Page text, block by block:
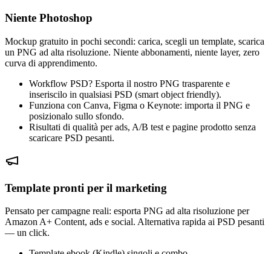
Niente Photoshop
Mockup gratuito in pochi secondi: carica, scegli un template, scarica
un PNG ad alta risoluzione. Niente abbonamenti, niente layer, zero
curva di apprendimento.
Workflow PSD? Esporta il nostro PNG trasparente e
inseriscilo in qualsiasi PSD (smart object friendly).
Funziona con Canva, Figma o Keynote: importa il PNG e
posizionalo sullo sfondo.
Risultati di qualità per ads, A/B test e pagine prodotto senza
scaricare PSD pesanti.
Template pronti per il marketing
Pensato per campagne reali: esporta PNG ad alta risoluzione per
Amazon A+ Content, ads e social. Alternativa rapida ai PSD pesanti
— un click.